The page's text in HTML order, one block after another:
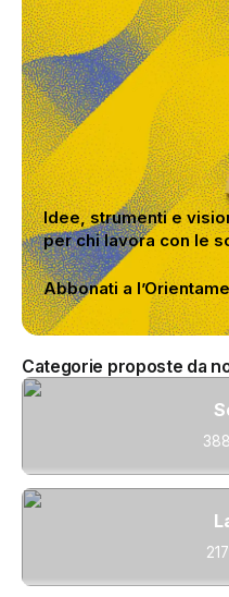
Idee, strumenti e
per chi lavora con le
Abbonati a
Categorie proposte da